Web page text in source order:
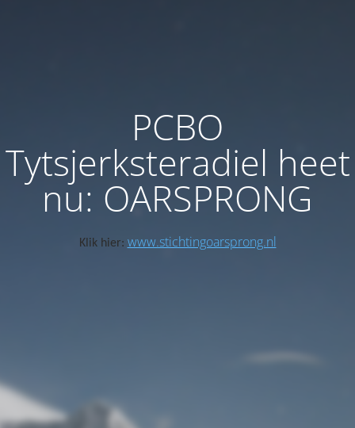
PCBO
Tytsjerksteradiel heet
nu: OARSPRONG
Klik hier: www.stichtingoarsprong.nl